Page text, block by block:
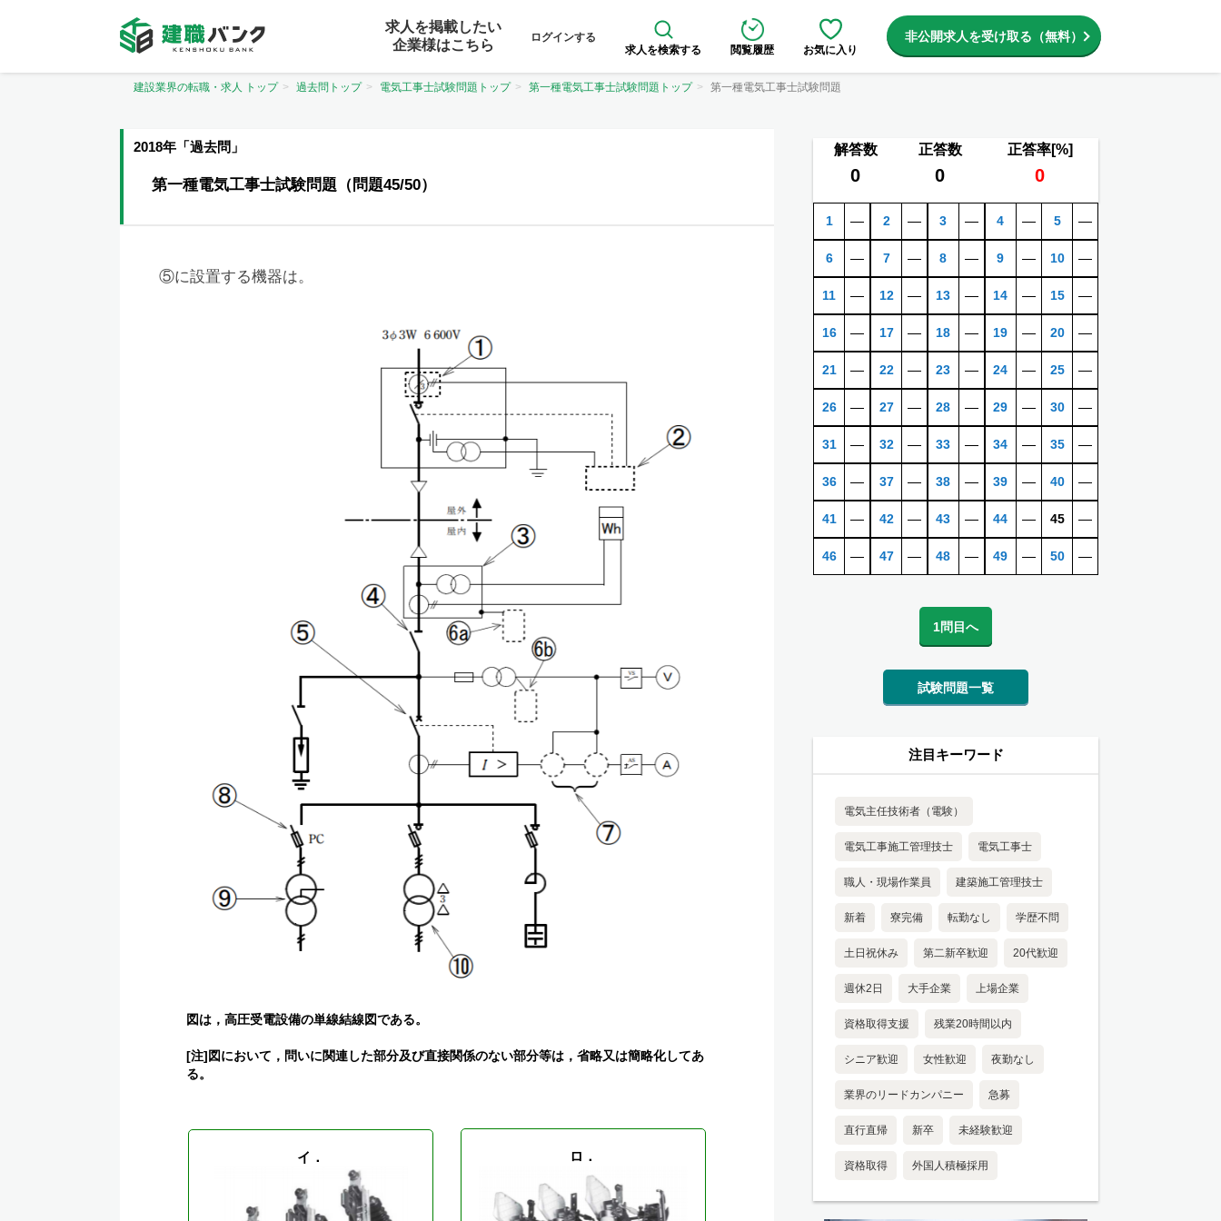
求人を掲載したい
企業様はこちら
ログインする
求人を検索する
閲覧履歴 お気に入り
非公開求人を受け取る（無料）
建設業界の転職・求人 トップ 過去問トップ 電気工事士試験問題トップ 第一種電気工事士試験問題トップ 第一種電気工事士試験問題
2018年「過去問」
第一種電気工事士試験問題（問題45/50）
⑤に設置する機器は。
図は，高圧受電設備の単線結線図である。
[注]図において，問いに関連した部分及び直接関係のない部分等は，省略又は簡略化してあ
る。
イ． ロ．
解答数 正答数 正答率[%]
0 0 0
1 ―
6 ―
11 ―
16 ―
21 ―
26 ―
31 ―
36 ―
41 ―
46 ―
2 ―
7 ―
12 ―
17 ―
22 ―
27 ―
32 ―
37 ―
42 ―
47 ―
3 ―
8 ―
13 ―
18 ―
23 ―
28 ―
33 ―
38 ―
43 ―
48 ―
4 ―
9 ―
14 ―
19 ―
24 ―
29 ―
34 ―
39 ―
44 ―
49 ―
5 ―
10 ―
15 ―
20 ―
25 ―
30 ―
35 ―
40 ―
45 ―
50 ―
1問目へ
試験問題一覧
注目キーワード
電気主任技術者（電験）
電気工事施工管理技士 電気工事士
職人・現場作業員 建築施工管理技士
新着 寮完備 転勤なし 学歴不問
土日祝休み 第二新卒歓迎 20代歓迎
週休2日 大手企業 上場企業
資格取得支援 残業20時間以内
シニア歓迎 女性歓迎 夜勤なし
業界のリードカンパニー 急募
直行直帰 新卒 未経験歓迎
資格取得 外国人積極採用